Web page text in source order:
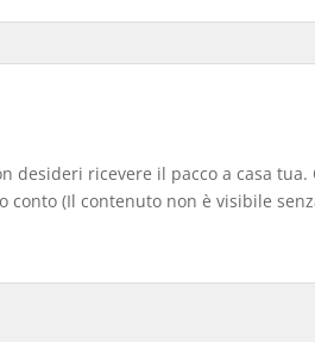
ricevere il pacco a casa tua.
(Il contenuto non è visibile